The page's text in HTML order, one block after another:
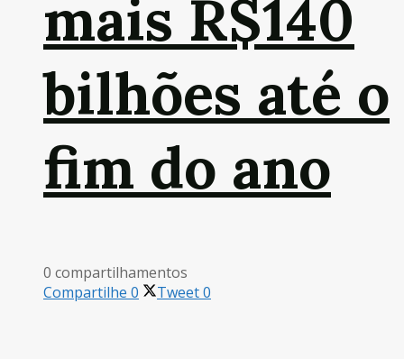
mais R$140
bilhões até o
fim do ano
0 compartilhamentos
Compartilhe 0 Tweet0